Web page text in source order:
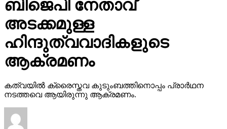
ബിജെപി നേതാവ്
അടക്കമുള്ള
ഹിന്ദുത്വവാദികളുടെ
ആക്രമണം
കത്വയില്‍ ക്രൈസ്തവ കുടുംബത്തിനൊപ്പം പ്രാര്‍ഥന
നടത്തവെ ആയിരുന്നു ആക്രമണം.